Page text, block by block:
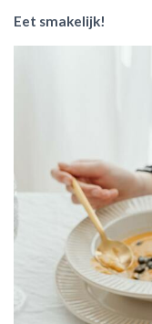
Eet smakelijk!